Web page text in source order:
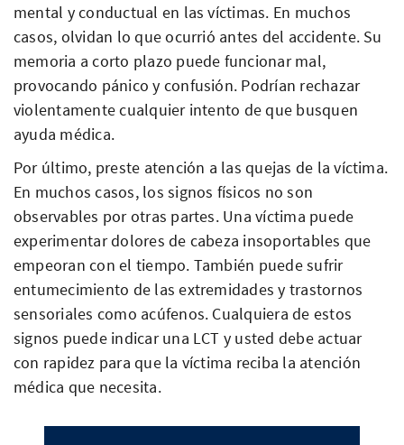
mental y conductual en las víctimas. En muchos
casos, olvidan lo que ocurrió antes del accidente. Su
memoria a corto plazo puede funcionar mal,
provocando pánico y confusión. Podrían rechazar
violentamente cualquier intento de que busquen
ayuda médica.
Por último, preste atención a las quejas de la víctima.
En muchos casos, los signos físicos no son
observables por otras partes. Una víctima puede
experimentar dolores de cabeza insoportables que
empeoran con el tiempo. También puede sufrir
entumecimiento de las extremidades y trastornos
sensoriales como acúfenos. Cualquiera de estos
signos puede indicar una LCT y usted debe actuar
con rapidez para que la víctima reciba la atención
médica que necesita.